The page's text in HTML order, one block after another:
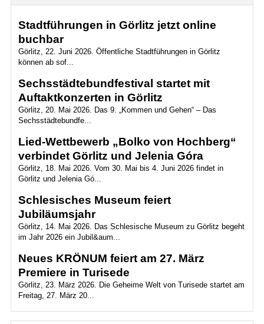
Stadtführungen in Görlitz jetzt online
buchbar
Görlitz, 22. Juni 2026. Öffentliche Stadtführungen in Görlitz
können ab sof...
Sechsstädtebundfestival startet mit
Auftaktkonzerten in Görlitz
Görlitz, 20. Mai 2026. Das 9. „Kommen und Gehen“ – Das
Sechsstädtebundfe...
Lied-Wettbewerb „Bolko von Hochberg“
verbindet Görlitz und Jelenia Góra
Görlitz, 18. Mai 2026. Vom 30. Mai bis 4. Juni 2026 findet in
Görlitz und Jelenia Gó...
Schlesisches Museum feiert
Jubiläumsjahr
Görlitz, 14. Mai 2026. Das Schlesische Museum zu Görlitz begeht
im Jahr 2026 ein Jubil&aum...
Neues KRÖNUM feiert am 27. März
Premiere in Turisede
Görlitz, 23. März 2026. Die Geheime Welt von Turisede startet am
Freitag, 27. März 20...